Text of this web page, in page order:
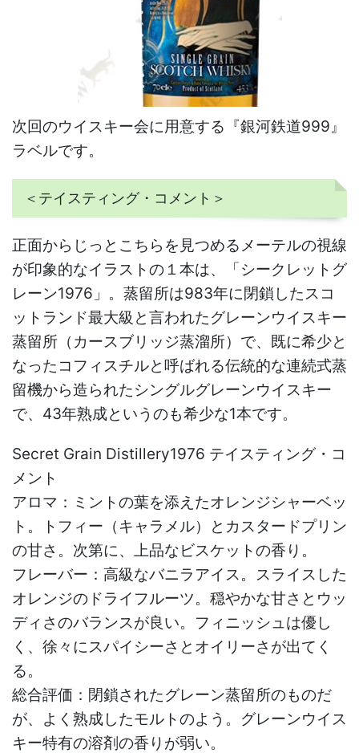
次回のウイスキー会に用意する『銀河鉄道999』
ラベルです。
＜テイスティング・コメント＞
正面からじっとこちらを見つめるメーテルの視線
が印象的なイラストの１本は、「シークレットグ
レーン1976」。蒸留所は983年に閉鎖したスコ
ットランド最大級と言われたグレーンウイスキー
蒸留所（カースブリッジ蒸溜所）で、既に希少と
なったコフィスチルと呼ばれる伝統的な連続式蒸
留機から造られたシングルグレーンウイスキー
で、43年熟成というのも希少な1本です。
Secret Grain Distillery1976 テイスティング・コ
メント
アロマ：ミントの葉を添えたオレンジシャーベッ
ト。トフィー（キャラメル）とカスタードプリン
の甘さ。次第に、上品なビスケットの香り。
フレーバー：高級なバニラアイス。スライスした
オレンジのドライフルーツ。穏やかな甘さとウッ
ディさのバランスが良い。フィニッシュは優し
く、徐々にスパイシーさとオイリーさが出てく
る。
総合評価：閉鎖されたグレーン蒸留所のものだ
が、よく熟成したモルトのよう。グレーンウイス
キー特有の溶剤の香りが弱い。